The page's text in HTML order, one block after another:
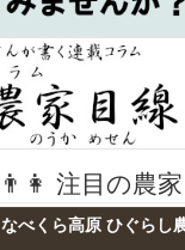
👨👩 注目の農
なべくら高原 ひぐらし